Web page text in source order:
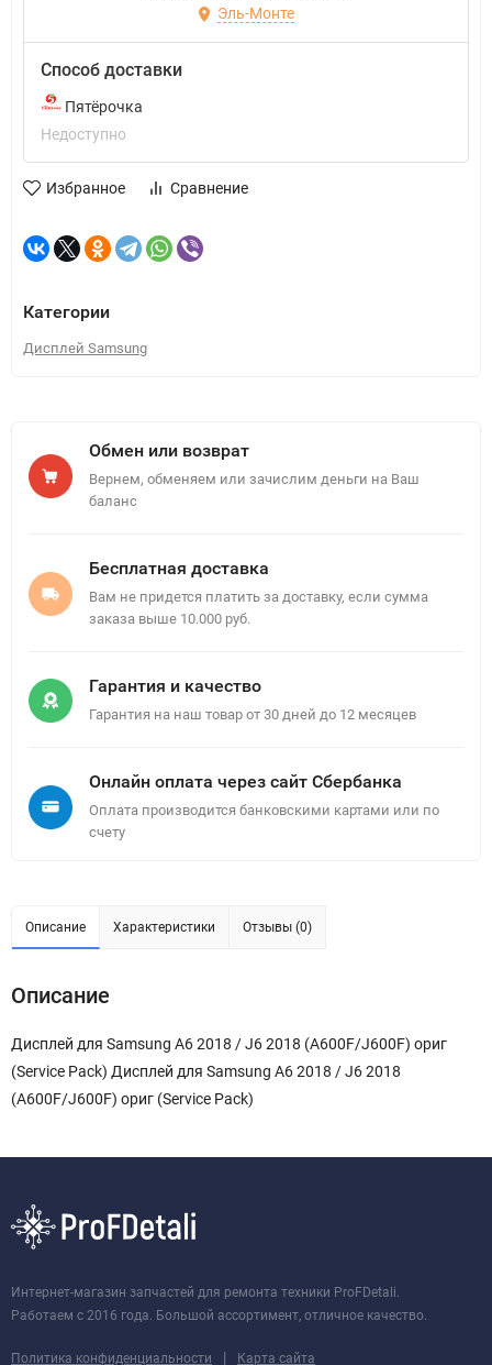
Эль-Монте
Способ доставки
Пятёрочка
Недоступно
Избранное Сравнение
Категории
Дисплей Samsung
Обмен или возврат
Вернем, обменяем или зачислим деньги на Ваш
баланс
Бесплатная доставка
Вам не придется платить за доставку, если сумма
заказа выше 10.000 руб.
Гарантия и качество
Гарантия на наш товар от 30 дней до 12 месяцев
Онлайн оплата через сайт Сбербанка
Оплата производится банковскими картами или по
счету
Описание Характеристики Отзывы (0)
Описание
Дисплей для Samsung A6 2018 / J6 2018 (A600F/J600F) ориг
(Service Pack) Дисплей для Samsung A6 2018 / J6 2018
(A600F/J600F) ориг (Service Pack)
Интернет-магазин запчастей для ремонта техники ProFDetali.
Работаем с 2016 года. Большой ассортимент, отличное качество.
Политика конфиденциальности | Карта сайта